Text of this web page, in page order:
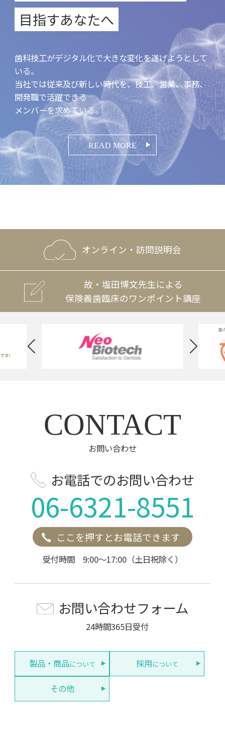
目指すあなたへ
歯科技工がデジタル化で大きな変化を遂げようとして
いる。
当社では従来及び新しい時代を、技工、営業、事務、
開発職で活躍できる
メンバーを求めている。
READ MORE
オンライン・訪問説明会
故・塩田博文先生による
保険義歯臨床のワンポイント講座
CONTACT
お問い合わせ
お電話でのお問い合わせ
06-6321-8551
ここを押すとお電話できます
受付時間 9:00～17:00（土日祝除く）
お問い合わせフォーム
24時間365日受付
製品・商品について 採用について
その他